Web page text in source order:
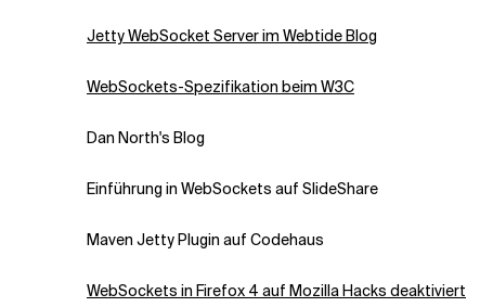
Jetty WebSocket Server im Webtide Blog
WebSockets-Spezifikation beim W3C
Dan North's Blog
Einführung in WebSockets auf SlideShare
Maven Jetty Plugin auf Codehaus
WebSockets in Firefox 4 auf Mozilla Hacks deaktiviert